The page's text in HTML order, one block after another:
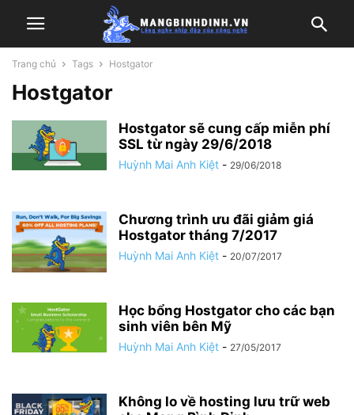
Trang chủ Tags Hostgator
Hostgator
Hostgator sẽ cung cấp miễn phí
SSL từ ngày 29/6/2018
Huỳnh Mai Anh Kiệt - 29/06/2018
Chương trình ưu đãi giảm giá
Hostgator tháng 7/2017
Huỳnh Mai Anh Kiệt - 20/07/2017
Học bổng Hostgator cho các bạn
sinh viên bên Mỹ
Huỳnh Mai Anh Kiệt - 27/05/2017
Không lo về hosting lưu trữ web